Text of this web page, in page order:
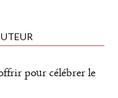
pour célébrer le